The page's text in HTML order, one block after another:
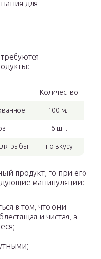
для
Количество
100 мл
6 шт.
рыбы по вкусу
продукт, то при его
манипуляции:
в том, что они
и чистая, а